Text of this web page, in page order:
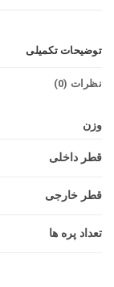
توضیحات تکمیلی
نظرات (0)
وزن
قطر داخلی
قطر خارجی
تعداد پره ها